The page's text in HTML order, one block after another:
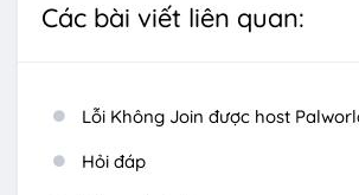
Các bài viết liên quan:
Lỗi Không Join được host
Hỏi đáp